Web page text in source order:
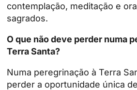
contemplação, meditação e
sagrados.
O que não deve perder numa
Terra Santa?
Numa peregrinação à Terra
perder a oportunidade única